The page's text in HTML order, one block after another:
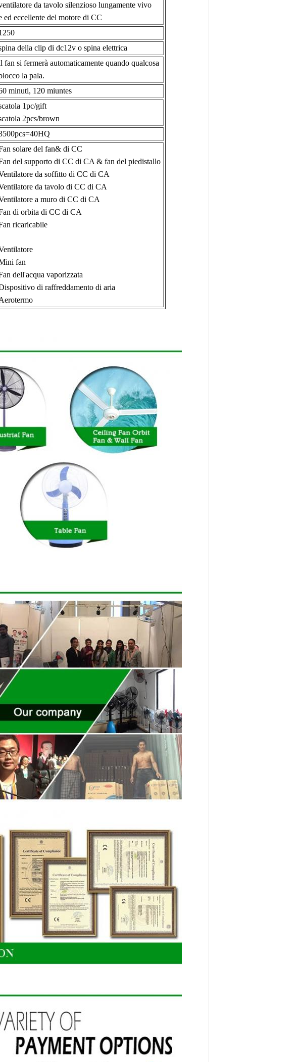
da tavolo silenzioso lungamente vivo
ed eccellente del motore di CC
della clip di dc12v o spina elettrica
fan si fermerà automaticamente quando qualcosa
la pala.
minuti, 120 miuntes
1pc/gift
2pcs/brown
solare del fan& di CC
del supporto di CC di CA & fan del piedistallo
da soffitto di CC di CA
da tavolo di CC di CA
a muro di CC di CA
di orbita di CC di CA
ricaricabile
fan
dell'acqua vaporizzata
di raffreddamento di aria